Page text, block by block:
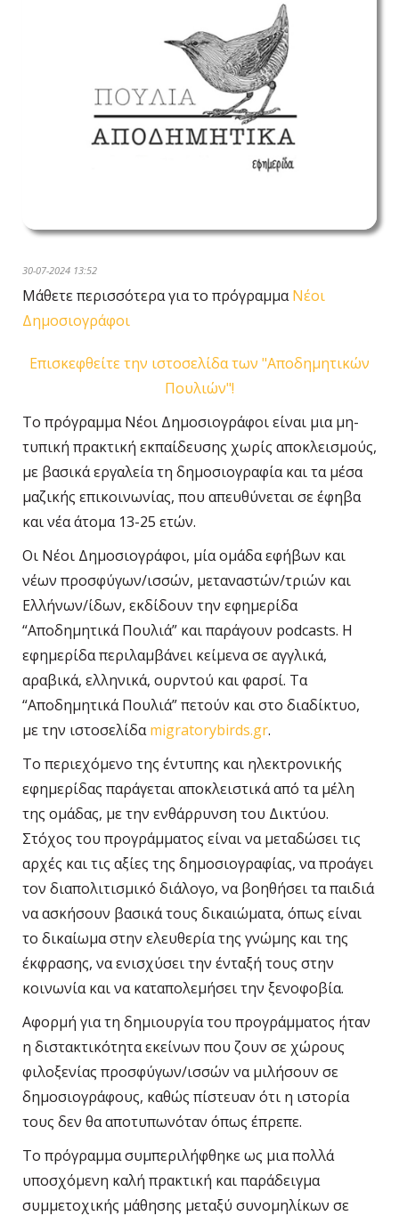
30-07-2024 13:52
Μάθετε περισσότερα για το πρόγραμμαΝέοι
Δημοσιογράφοι
Επισκεφθείτε την ιστοσελίδα των "Αποδημητικών
Πουλιών"!
Το πρόγραμμαΝέοι Δημοσιογράφοιείναι μια μη-
τυπική πρακτική εκπαίδευσης χωρίς αποκλεισμούς,
με βασικά εργαλεία τη δημοσιογραφία και τα μέσα
μαζικής επικοινωνίας, που απευθύνεται σε έφηβα
και νέα άτομα 13-25 ετών.
Οι Νέοι Δημοσιογράφοι, μία ομάδα εφήβων και
νέων προσφύγων/ισσών, μεταναστών/τριών και
Ελλήνων/ίδων, εκδίδουν την εφημερίδα
“Αποδημητικά Πουλιά” και παράγουν podcasts. Η
εφημερίδαπεριλαμβάνει κείμενα σε αγγλικά,
αραβικά, ελληνικά, ουρντού και φαρσί. Τα
“Αποδημητικά Πουλιά” πετούν και στο διαδίκτυο,
με την ιστοσελίδαmigratorybirds.gr.
Το περιεχόμενο της έντυπης και ηλεκτρονικής
εφημερίδας παράγεται αποκλειστικά από τα μέλη
της ομάδας, με την ενθάρρυνση του Δικτύου.
Στόχος του προγράμματος είναι να μεταδώσει τις
αρχές και τις αξίες της δημοσιογραφίας, να προάγει
τον διαπολιτισμικό διάλογο, να βοηθήσει τα παιδιά
να ασκήσουν βασικά τους δικαιώματα, όπως είναι
το δικαίωμα στην ελευθερία της γνώμης και της
έκφρασης, να ενισχύσει την ένταξή τους στην
κοινωνία και να καταπολεμήσει την ξενοφοβία.
Αφορμή για τη δημιουργία του προγράμματος ήταν
η διστακτικότητα εκείνων που ζουν σε χώρους
φιλοξενίας προσφύγων/ισσών να μιλήσουν σε
δημοσιογράφους, καθώς πίστευαν ότι η ιστορία
τους δεν θα αποτυπωνόταν όπως έπρεπε.
Το πρόγραμμα συμπεριλήφθηκε ως μια πολλά
υποσχόμενη καλή πρακτική και παράδειγμα
συμμετοχικής μάθησης μεταξύ συνομηλίκων σε